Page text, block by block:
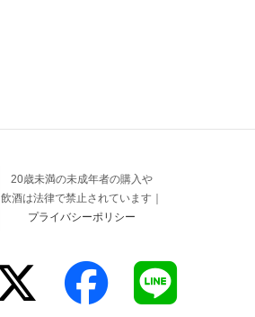
20歳未満の未成年者の購入や
飲酒は法律で禁止されています｜
プライバシーポリシー